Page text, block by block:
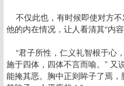
不仅此也，有时候即使对方
他的内在情况，让人看清其“内
“君子所性，仁义礼智根于心
施于四体，四体不言而喻。” 又
能掩其恶。胸中正则眸子了焉